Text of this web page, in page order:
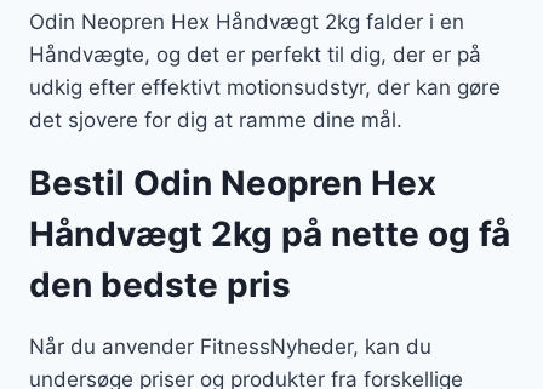
Odin Neopren Hex Håndvægt 2kg falder i en
Håndvægte, og det er perfekt til dig, der er på
udkig efter effektivt motionsudstyr, der kan gøre
det sjovere for dig at ramme dine mål.
Bestil Odin Neopren Hex
Håndvægt 2kg på nette og få
den bedste pris
Når du anvender FitnessNyheder, kan du
undersøge priser og produkter fra forskellige